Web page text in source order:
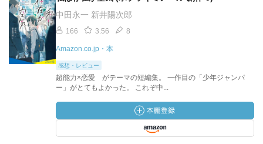
中田永一 新井陽次郎
166 3.56 8
Amazon.co.jp・本
感想・レビュー
超能力×恋愛 がテーマの短編集。 一作目の「少年ジャンパ
ー」がとてもよかった。 これぞ中...